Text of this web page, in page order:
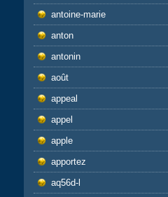
antoine-marie
anton
antonin
août
appeal
appel
apple
apportez
aq56d-l